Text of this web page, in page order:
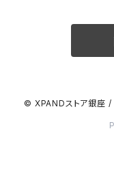
© XPANDストア銀